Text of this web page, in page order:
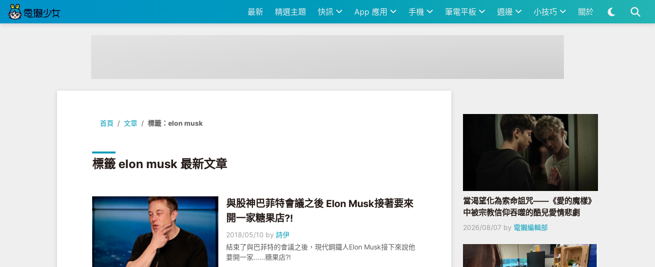
最新 精選主題 快訊 App 應用 手機 筆電平板 週邊 小技巧 關於
首頁 文章 標籤：elon musk
標籤 elon musk 最新文章
與股神巴菲特會議之後 Elon Musk接著要來
開一家糖果店?!
2018/05/10 by詩伊
結束了與巴菲特的會議之後，現代鋼鐵人Elon Musk接下來說他
要開一家......糖果店?!
當渴望化為索命詛咒——《愛的魔樣》
中被宗教信仰吞噬的酷兒愛情悲劇
2026/08/07 by 電獺編輯部